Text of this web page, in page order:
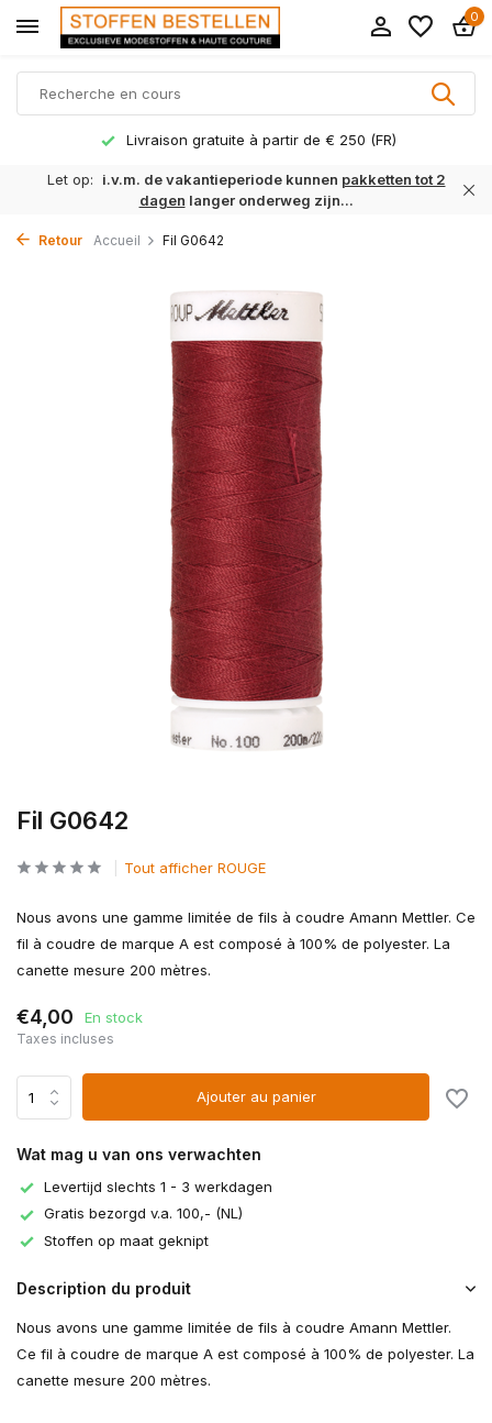
0
Livraison gratuite à partir de € 250 (FR)
Let op: i.v.m. de vakantieperiode kunnen pakketten tot 2
dagen langer onderweg zijn...
Retour Accueil Fil G0642
Fil G0642
Tout afficher ROUGE
Nous avons une gamme limitée de fils à coudre Amann Mettler. Ce
fil à coudre de marque A est composé à 100% de polyester. La
canette mesure 200 mètres.
€4,00 En stock
Taxes incluses
Ajouter au panier
Wat mag u van ons verwachten
Levertijd slechts 1 - 3 werkdagen
Gratis bezorgd v.a. 100,- (NL)
Stoffen op maat geknipt
Description du produit
Nous avons une gamme limitée de fils à coudre Amann Mettler.
Ce fil à coudre de marque A est composé à 100% de polyester. La
canette mesure 200 mètres.